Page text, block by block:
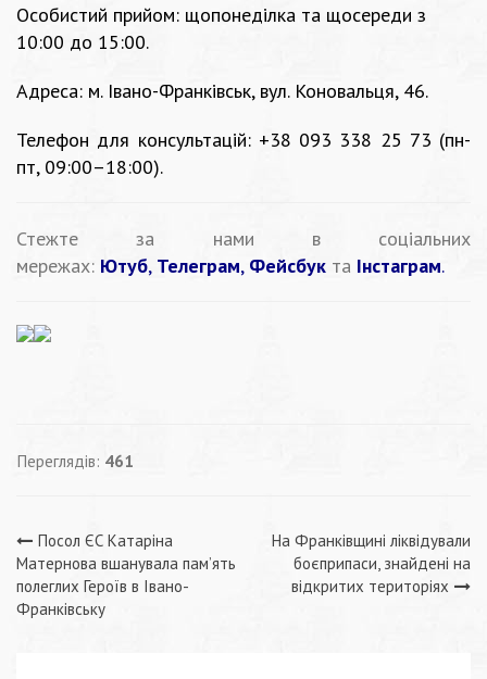
Особистий прийом: щопонеділка та щосереди з
10:00 до 15:00.
Адреса: м. Івано-Франківськ, вул. Коновальця, 46.
Телефон для консультацій: +38 093 338 25 73 (пн-
пт, 09:00–18:00).
Стежте за нами в соціальних
мережах: Ютуб, Телеграм, Фейсбук та Інстаграм.
Переглядів: 461
Навігація
записів
Посол ЄС Катаріна
Матернова вшанувала пам’ять
полеглих Героїв в Івано-
Франківську
На Франківщині ліквідували
боєприпаси, знайдені на
відкритих територіях